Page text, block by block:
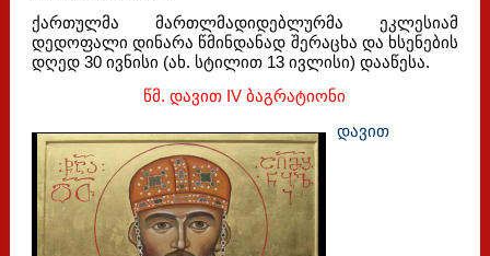
ქართულმა მართლმადიდებლურმა ეკლესიამ
დედოფალი დინარა წმინდანად შერაცხა და ხსენების
დღედ 30 ივნისი (ახ. სტილით 13 ივლისი) დააწესა.
წმ. დავით IV ბაგრატიონი
დავით